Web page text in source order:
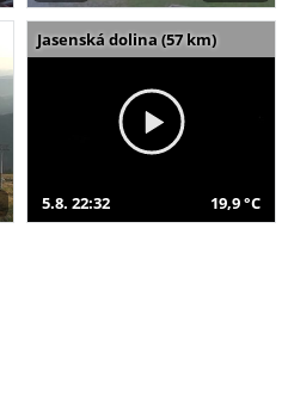
Jasenská dolina (57 km)
5.8. 22:32 19,9 °C